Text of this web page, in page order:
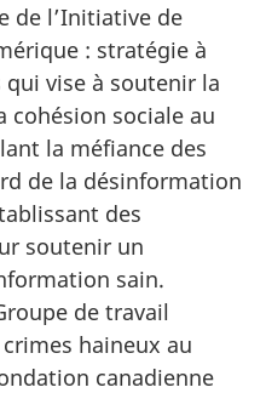
de l’Initiative de
: stratégie à
vise à soutenir la
cohésion sociale au
la méfiance des
de la désinformation
des
soutenir un
sain.
de travail
haineux au
canadienne